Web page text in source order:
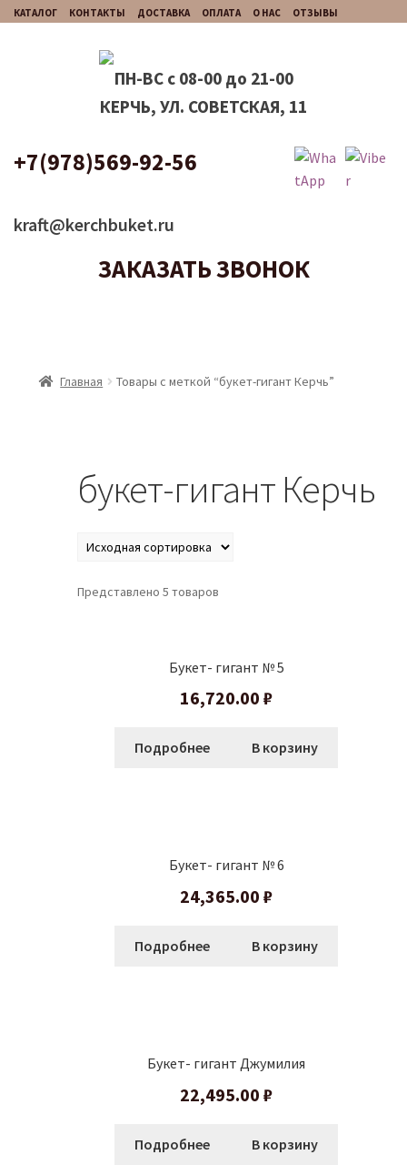
КАТАЛОГ КОНТАКТЫ ДОСТАВКА ОПЛАТА О НАС ОТЗЫВЫ
ПН-ВС с 08-00 до 21-00
КЕРЧЬ, УЛ. СОВЕТСКАЯ, 11
+7(978)569-92-56
kraft@kerchbuket.ru
ЗАКАЗАТЬ ЗВОНОК
Главная Товары с меткой “букет-гигант Керчь”
букет-гигант Керчь
Представлено 5 товаров
Букет- гигант № 5
16,720.00 ₽
Подробнее В корзину
Букет- гигант № 6
24,365.00 ₽
Подробнее В корзину
Букет- гигант Джумилия
22,495.00 ₽
Подробнее В корзину